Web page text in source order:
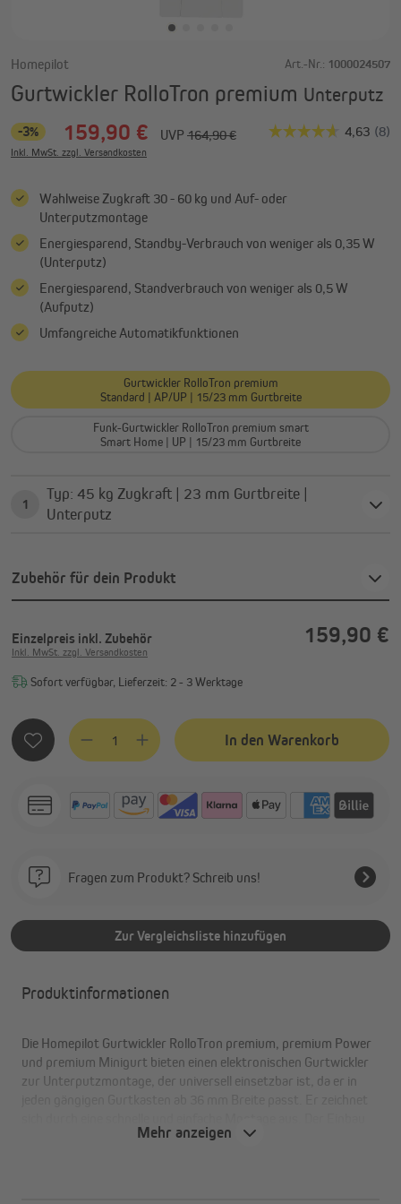
Homepilot Art.-Nr.: 1000024507
Gurtwickler RolloTron premium Unterputz
-3% 159,90 € UVP 164,90 €
Inkl. MwSt. zzgl. Versandkosten
Wahlweise Zugkraft 30 - 60 kg und Auf- oder
Unterputzmontage
Energiesparend, Standby-Verbrauch von weniger als 0,35 W
(Unterputz)
Energiesparend, Standverbrauch von weniger als 0,5 W
(Aufputz)
Umfangreiche Automatikfunktionen
Gurtwickler RolloTron premium
Standard | AP/UP | 15/23 mm Gurtbreite
Funk-Gurtwickler RolloTron premium smart
Smart Home | UP | 15/23 mm Gurtbreite
1
Typ: 45 kg Zugkraft | 23 mm Gurtbreite |
Unterputz
Zubehör für dein Produkt
Einzelpreis inkl. Zubehör 159,90 €
Inkl. MwSt. zzgl. Versandkosten
Sofort verfügbar, Lieferzeit: 2 - 3 Werktage
Produkt Anzahl: Gib den gewünschten Wert ein oder
In den Warenkorb
Fragen zum Produkt? Schreib uns!
Zur Vergleichsliste hinzufügen
Produktinformationen
Die Homepilot Gurtwickler RolloTron premium, premium Power
und premium Minigurt bieten einen elektronischen Gurtwickler
zur Unterputzmontage, der universell einsetzbar ist, da er in
und die Inbetriebnahme erfolgen in ca. 10 Minuten. Der Betrieb
Mehr anzeigen